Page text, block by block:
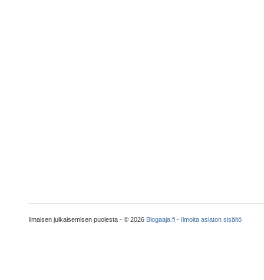
Ilmaisen julkaisemisen puolesta - © 2026 Blogaaja.fi- Ilmoita asiaton sisältö